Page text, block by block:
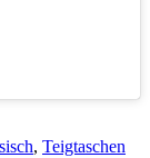
, Teigtaschen